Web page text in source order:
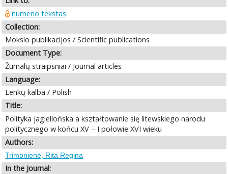
numerio tekstas
Collection:
Mokslo publikacijos / Scientific publications
Document Type:
Žurnalų straipsniai / Journal articles
Language:
Lenkų kalba / Polish
Title:
Polityka jagiellońska a kształtowanie się litewskiego narodu
politycznego w końcu XV – I połowie XVI wieku
Authors:
Trimonienė, Rita Regina
In the Journal: